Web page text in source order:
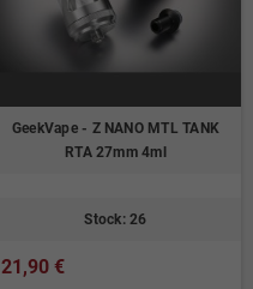
GeekVape - Z NANO MTL TANK
RTA 27mm 4ml
Stock: 26
21,90 €